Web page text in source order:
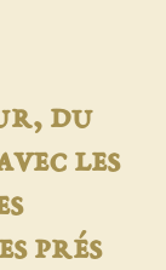
du
les
prés